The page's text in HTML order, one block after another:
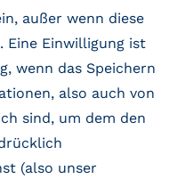
außer wenn diese
Einwilligung ist
wenn das Speichern
also auch von
sind, um dem den
(also unser